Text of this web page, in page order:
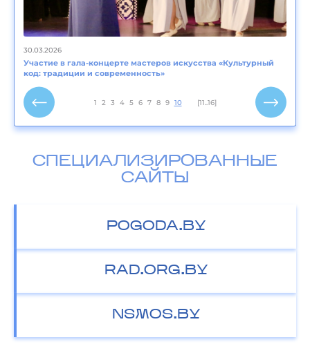
30.03.2026
Участие в гала-концерте мастеров искусства «Культурный
код: традиции и современность»
1 2 3 4 5 6 7 8 9 10 [11..16]
СПЕЦИАЛИЗИРОВАННЫЕ
САЙТЫ
POGODA.BY
RAD.ORG.BY
NSMOS.BY